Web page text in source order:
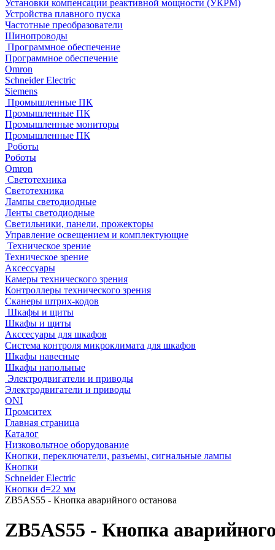
Установки компенсации реактивной мощности (УКРМ)
Устройства плавного пуска
Частотные преобразователи
Шинопроводы
Программное обеспечение
Программное обеспечение
Omron
Schneider Electric
Siemens
Промышленные ПК
Промышленные ПК
Промышленные мониторы
Промышленные ПК
Роботы
Роботы
Omron
Светотехника
Светотехника
Лампы светодиодные
Ленты светодиодные
Светильники, панели, прожекторы
Управление освещением и комплектующие
Техническое зрение
Техническое зрение
Аксессуары
Камеры технического зрения
Контроллеры технического зрения
Сканеры штрих-кодов
Шкафы и щиты
Шкафы и щиты
Акссесуары для шкафов
Система контроля микроклимата для шкафов
Шкафы навесные
Шкафы напольные
Электродвигатели и приводы
Электродвигатели и приводы
ONI
Промситех
Главная страница
Каталог
Низковольтное оборудование
Кнопки, переключатели, разъемы, сигнальные лампы
Кнопки
Schneider Electric
Кнопки d=22 мм
ZB5AS55 - Кнопка аварийного останова
ZB5AS55 - Кнопка